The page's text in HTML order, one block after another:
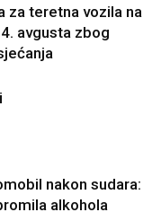
za teretna vozila na
avgusta zbog
nakon sudara:
alkohola